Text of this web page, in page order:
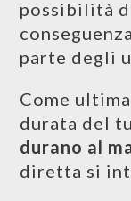
possibilità
parte degli
Come
durata del
durano al
diretta si